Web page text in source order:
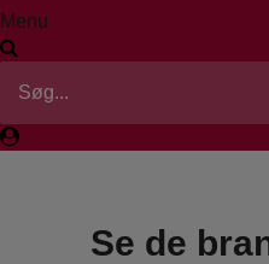
Menu
Se de